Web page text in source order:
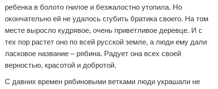
ребенка в болото гнилое и безжалостно утопила. Но
окончательно ей не удалось сгубить братика своего. На том
месте выросло кудрявое, очень приветливое деревце. И с
тех пор растет оно по всей русской земле, а люди ему дали
ласковое название – рябина. Радует она всех своей
верностью, красотой и добротой.
С давних времен рябиновыми ветками люди украшали не